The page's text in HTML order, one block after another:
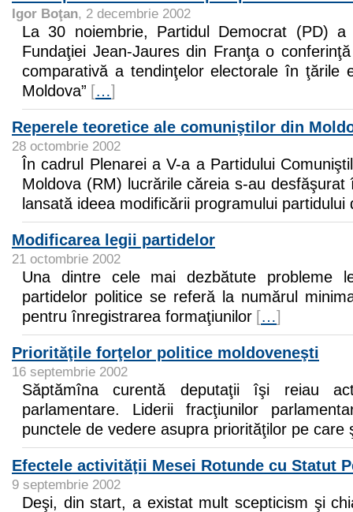
Igor Boţan, 2 decembrie 2002
La 30 noiembrie, Partidul Democrat (PD) a
Fundaţiei Jean-Jaures din Franţa o
comparativă a tendinţelor electorale în ţările
Moldova” […]
Reperele teoretice ale comuniştilor din
28 octombrie 2002
În cadrul Plenarei a V-a a Partidului
Moldova (RM) lucrările căreia s-au
lansată ideea modificării programului partidului
Modificarea legii partidelor
21 octombrie 2002
Una dintre cele mai dezbătute probleme
partidelor politice se referă la numărul
pentru înregistrarea formaţiunilor […]
Priorităţile forţelor politice moldoveneşti
16 septembrie 2002
Săptămîna curentă deputaţii îşi reiau
parlamentare. Liderii fracţiunilor
punctele de vedere asupra priorităţilor pe care
Efectele activităţii Mesei Rotunde cu Statut
9 septembrie 2002
Deşi, din start, a existat mult scepticism şi